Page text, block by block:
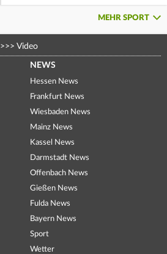
MEHR SPORT
>>> Video
NEWS
Hessen News
Frankfurt News
Wiesbaden News
Mainz News
Kassel News
Darmstadt News
Offenbach News
Gießen News
Fulda News
Bayern News
Sport
Wetter